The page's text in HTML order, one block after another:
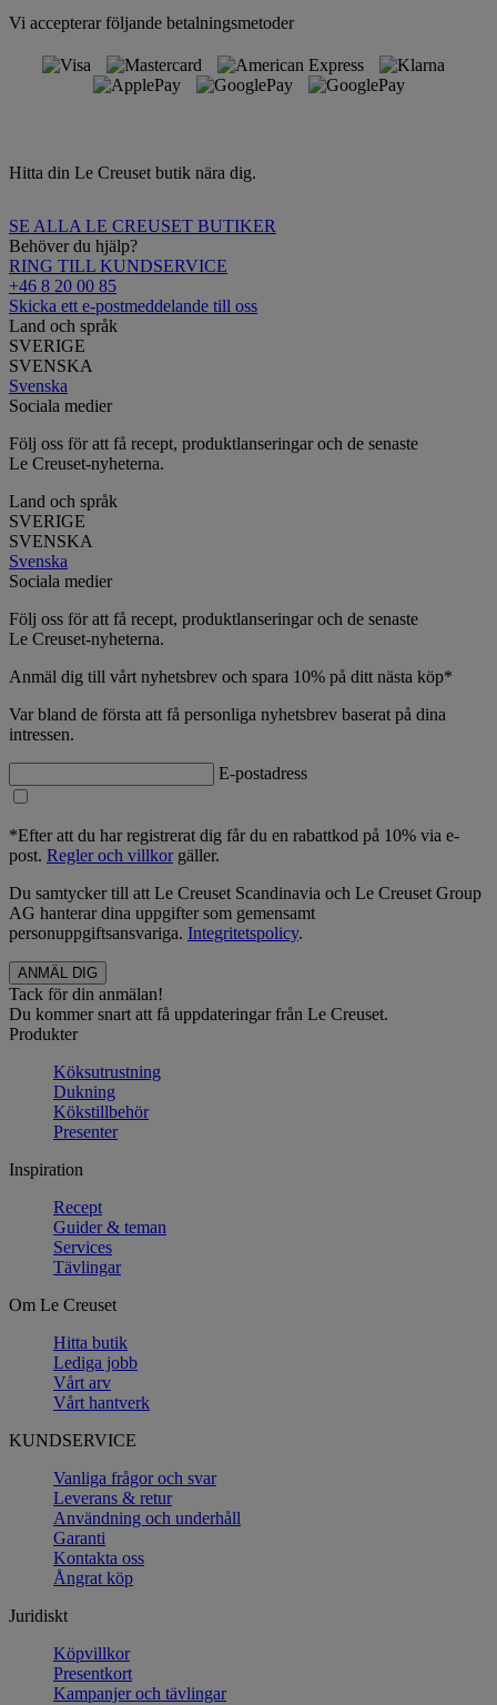
Vi accepterar följande betalningsmetoder
Hitta din Le Creuset butik nära dig.
SE ALLA LE CREUSET BUTIKER
Behöver du hjälp?
RING TILL KUNDSERVICE
+46 8 20 00 85
Skicka ett e-postmeddelande till oss
Land och språk
SVERIGE
SVENSKA
Svenska
Sociala medier
Följ oss för att få recept, produktlanseringar och de senaste
Le Creuset-nyheterna.
Land och språk
SVERIGE
SVENSKA
Svenska
Sociala medier
Följ oss för att få recept, produktlanseringar och de senaste
Le Creuset-nyheterna.
Anmäl dig till vårt nyhetsbrev och spara 10% på ditt nästa köp*
Var bland de första att få personliga nyhetsbrev baserat på dina
intressen.
E-postadress
*Efter att du har registrerat dig får du en rabattkod på 10% via e-
post. Regler och villkorgäller.
Du samtycker till att Le Creuset Scandinavia och Le Creuset Group
AG hanterar dina uppgifter som gemensamt
personuppgiftsansvariga. Integritetspolicy.
Tack för din anmälan!
Du kommer snart att få uppdateringar från Le Creuset.
Produkter
Köksutrustning
Dukning
Kökstillbehör
Presenter
Inspiration
Recept
Guider & teman
Services
Tävlingar
Om Le Creuset
Hitta butik
Lediga jobb
Vårt arv
Vårt hantverk
KUNDSERVICE
Vanliga frågor och svar
Leverans & retur
Användning och underhåll
Garanti
Kontakta oss
Ångrat köp
Juridiskt
Köpvillkor
Presentkort
Kampanjer och tävlingar